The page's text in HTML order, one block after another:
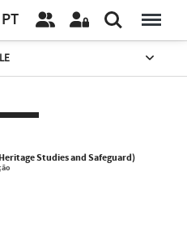
PT
Studies and Safeguard)